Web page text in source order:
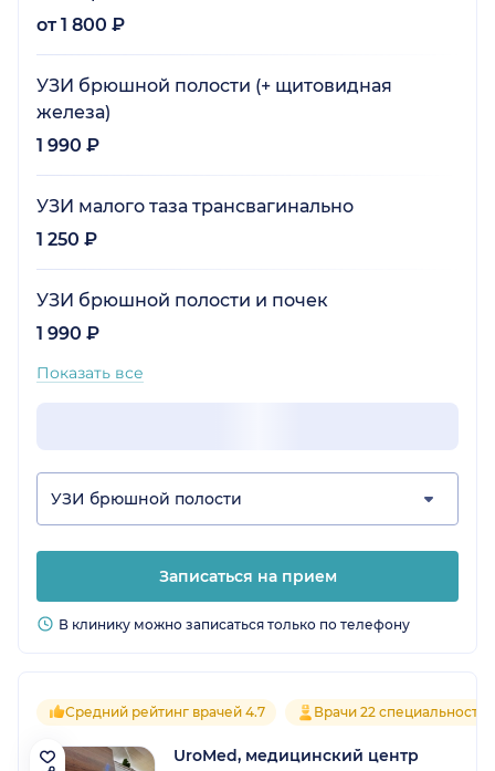
от 1 800 ₽
УЗИ брюшной полости (+ щитовидная
железа)
1 990 ₽
УЗИ малого таза трансвагинально
1 250 ₽
УЗИ брюшной полости и почек
1 990 ₽
Показать все
УЗИ брюшной полости
Записаться на прием
В клинику можно записаться только по телефону
Средний рейтинг врачей 4.7 Врачи 22 специальностей
UroMed, медицинский центр